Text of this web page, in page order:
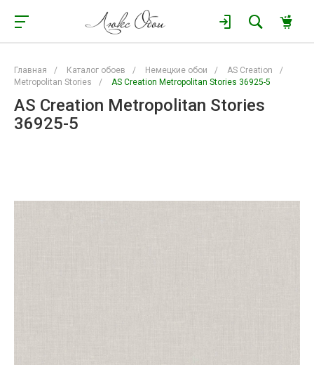
Главная / Каталог обоев / Немецкие обои / AS Creation
/
Metropolitan Stories
/ AS Creation Metropolitan Stories 36925-5
AS Creation Metropolitan Stories
36925-5